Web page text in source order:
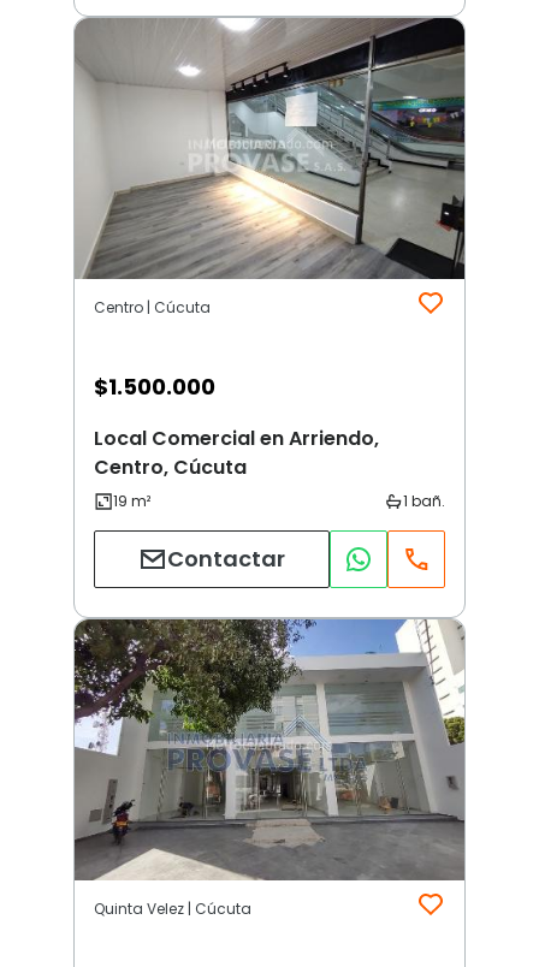
Centro | Cúcuta
$1.500.000
Local Comercial en Arriendo,
Centro, Cúcuta
Contactar
Quinta Velez | Cúcuta